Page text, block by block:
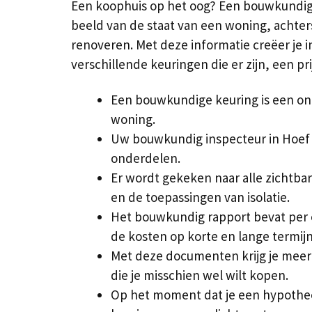
Een koophuis op het oog? Een
beeld van de staat van een woning,
renoveren. Met deze informatie creëer
verschillende keuringen die er zijn, een
Een bouwkundige keuring is een
woning.
Uw bouwkundig inspecteur in
onderdelen.
Er wordt gekeken naar alle
en de toepassingen van isolatie.
Het bouwkundig rapport bevat
de kosten op korte en lange
Met deze documenten krijg je
die je misschien wel wilt kopen.
Op het moment dat je een